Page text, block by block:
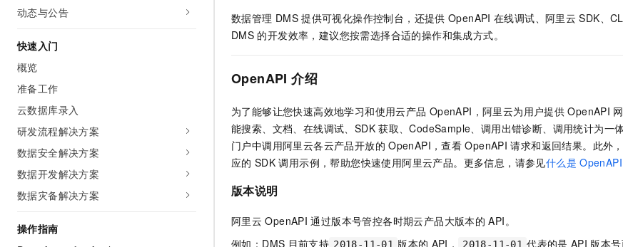
动态与公告
快速入门
概览
准备工作
云数据库录入
研发流程解决方案
数据安全解决方案
数据开发解决方案
数据灾备解决方案
操作指南
数据管理 DMS 提供可视化操作控制台，还提供 OpenAPI 在线调试、阿里云 SDK、
DMS 的开发效率，建议您按需选择合适的操作和集成方式。
OpenAPI 介绍
为了能够让您快速高效地学习和使用云产品 OpenAPI，阿里云为用户提供 OpenAPI
能搜索、文档、在线调试、SDK 获取、CodeSample、调用出错诊断、调用统计为一
门户中调用阿里云各云产品开放的 OpenAPI，查看 OpenAPI 请求和返回结果。此外
应的 SDK 调用示例，帮助您快速使用阿里云产品。更多信息，请参见什么是 OpenAPI
版本说明
阿里云 OpenAPI 通过版本号管控各时期云产品大版本的 API。
例如：DMS 目前支持 2018-11-01 版本的 API， 2018-11-01 代表的是 API 版本
Qwen3.8-Max HOT
Qwen3.7-Plus
Qwen3-VL-Plus
Kimi-K3 NEW
GLM-5.2
1M上下文，专为长程任务能力而生
大模型服务
千问AI平台-Token Plan NEW
个人版上线、团队版降价；千问3.8-Max首发发尝鲜
大模型服务平台百炼-应用模版
丰富多元化的应用模版和解决方案 面向真实
容器
存储
网络与CDN
安全
中间件
大数据计算
无影云电脑
随时随地安全接入的云上超级电脑
面向分析的企业级SaaS模式云数据仓库
人工智能平台 PAI
一站式AI开发、训练和推理服务
提供一站式管理容器应用的 K8s 服务
Qoder
面向真实
云原生的
现代化应用
安全
网络
可观测
上云与迁云
企业出海
HappyHorse 打造一站式影视创作平台
可视化编排打通从文字构思到成片全链路闭环
Hermes Agent，打造自进化智能体
自主进化，持久记忆，越用越聪明
5 分钟轻
云工开物
高校专属算力普惠，学生认证享300元代金券
最高领取价值200元试用点，立即开启云上创新
AI 产品 免费试用
1亿+ 大模型 tokens 和 30+ 款产品免费体验
140+云产品 免费试用
大模型ACA认证体验
Token Plan 模型订阅计划
Qwen3.8-Max 首发尝鲜，限时加量 10 倍，夜间低至2折
送.CN域名，送备案服务码
Night Plan 支持 Qwen 3.8-Max NEW
夜间 5 折，Qwen/Meoo/TokenPlan 客户专享
AI 广告
图文、
AI助力短
AI 办公
AI智能应
观测云
蓝凌 OA
畅捷通
Tableau 订阅
生态解决方案
OCR 文字识别
企业应用
OA 办公系统
JAVA
Ubuntu
Red Hat
无影生态合作计划
Salesforce On Alibaba Cloud
AI 大模型销售与服务生态合作计划
云网络合
成为
服务生态
在线服务
工单服务
企业成长
服务实践
信息公
分析师报告
天池大赛
AI 算法大赛
云开发大赛
看见新力量
高校合
云工开物
科研合作